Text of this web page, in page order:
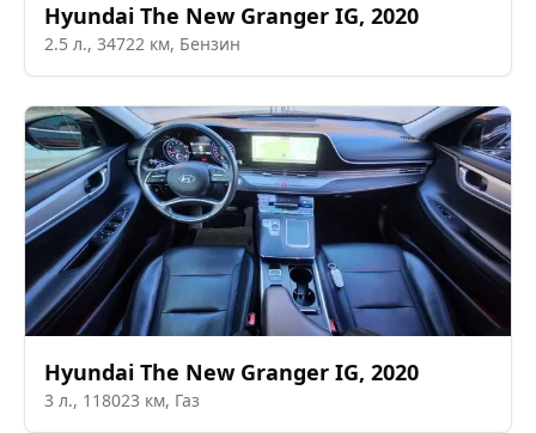
Hyundai The New Granger IG, 2020
2.5 л., 34722 км, Бензин
Hyundai The New Granger IG, 2020
3 л., 118023 км, Газ